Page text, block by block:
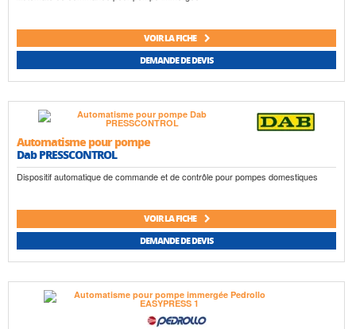
VOIR LA FICHE
DEMANDE DE DEVIS
Automatisme pour pompe
Dab PRESSCONTROL
Dispositif automatique de commande et de contrôle pour pompes domestiques
VOIR LA FICHE
DEMANDE DE DEVIS